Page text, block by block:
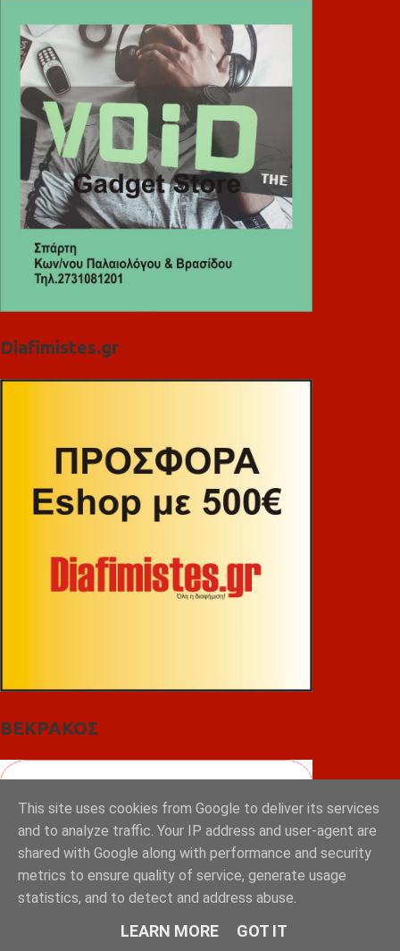
Diafimistes.gr
ΒΕΚΡΑΚΟΣ
This site uses cookies from Google to deliver its services
and to analyze traffic. Your IP address and user-agent are
shared with Google along with performance and security
metrics to ensure quality of service, generate usage
statistics, and to detect and address abuse.
LEARN MORE GOT IT